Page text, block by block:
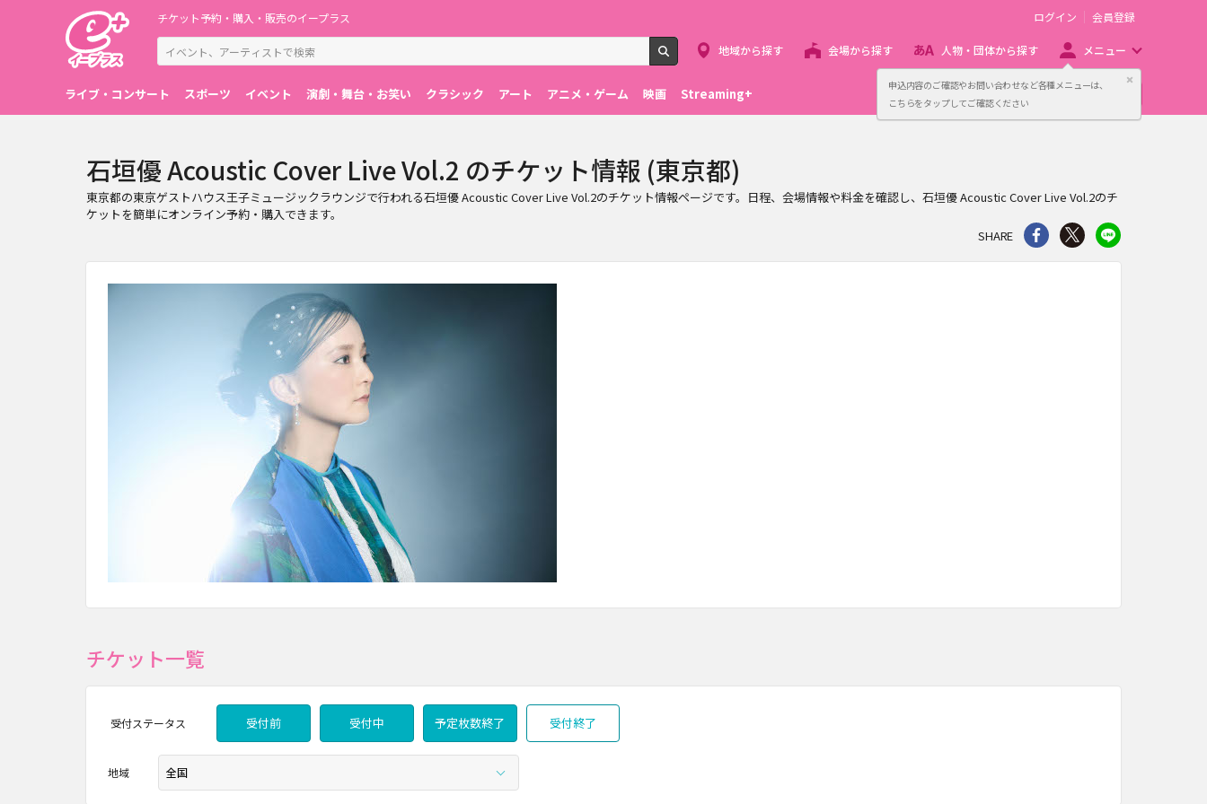
申込内容のご確認やお問い合わせなど各種メニューは、
こちらをタップしてご確認ください
閉じる
チケット予約・購入・販売のイープラス
検索
ログイン 会員登録
地域から探す 会場から探す 人物・団体から探す メニュー
ライブ・コンサート スポーツ イベント 演劇・舞台・お笑い クラシック アート アニメ・ゲーム 映画 Streaming+ 主催者向け販売サービス
石垣優 Acoustic Cover Live Vol.2 のチケット情報 (東京都)
東京都の東京ゲストハウス王子ミュージックラウンジで行われる石垣優 Acoustic Cover Live Vol.2のチケット情報ページです。日程、会場情報や料金を確認し、石垣優 Acoustic Cover Live Vol.2のチ
ケットを簡単にオンライン予約・購入できます。
SHARE
シェア Twitter
チケット一覧
受付ステータス 受付前 受付中 予定枚数終了 受付終了
地域